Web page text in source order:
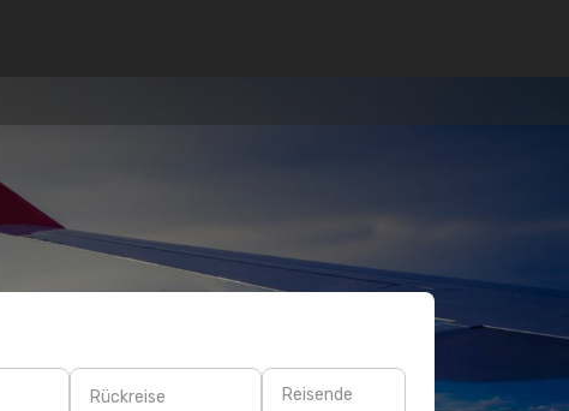
Rückreise Reisende